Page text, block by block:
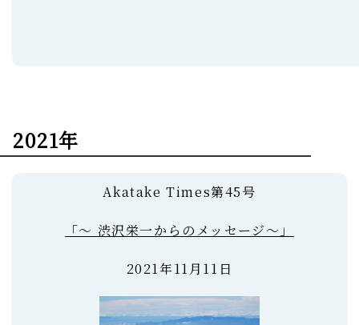
2021年
Akatake Times第45号
「～ 渋沢栄一からのメッセージ～」
2021年11月11日